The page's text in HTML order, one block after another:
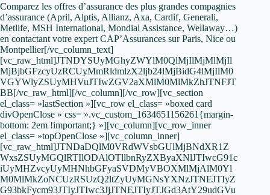
Comparez les offres d’assurance des plus grandes compagnies
d’assurance (April, Alptis, Allianz, Axa, Cardif, Generali,
Metlife, MSH International, Mondial Assistance, Wellaway…)
en contactant votre expert CAP’Assurances sur Paris, Nice ou
Montpellier[/vc_column_text]
[vc_raw_html]JTNDYSUyMGhyZWYlM0QlMjIlMjMlMjIl
MjBjbGFzcyUzRCUyMmRldmlzX2ljb24lMjBidG4lMjIlM0
VGYWlyZSUyMHVuJTIwZGV2aXMlM0MlMkZhJTNFJT
BB[/vc_raw_html][/vc_column][/vc_row][vc_section
el_class= »lastSection »][vc_row el_class= »boxed card
divOpenClose » css= ».vc_custom_1634651156261{margin-
bottom: 2em !important;} »][vc_column][vc_row_inner
el_class= »topOpenClose »][vc_column_inner]
[vc_raw_html]JTNDaDQlM0VRdWVsbGUlMjBNdXR1Z
WxsZSUyMGQlRTIlODAlOTllbnRyZXByaXNlJTIwcG91c
iUyMHZvcyUyMHNhbGFyaSVDMyVBOXMlMjAlM0Yl
M0MlMkZoNCUzRSUzQ2ltZyUyMGNsYXNzJTNEJTIyZ
G93bkFycm93JTIyJTIwc3JjJTNEJTIyJTJGd3AtY29udGVu